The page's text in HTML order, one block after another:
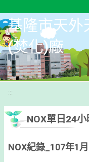
基隆市天外
(焚化)廠
:::
NOX單日24
NOX紀錄_107年1月